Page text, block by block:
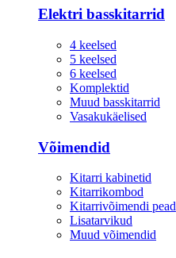
Elektri basskitarrid
4 keelsed
5 keelsed
6 keelsed
Komplektid
Muud basskitarrid
Vasakukäelised
Võimendid
Kitarri kabinetid
Kitarrikombod
Kitarrivõimendi pead
Lisatarvikud
Muud võimendid